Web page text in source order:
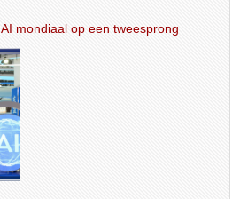
De Leestafel # 108: AI mondiaal op een tweesprong